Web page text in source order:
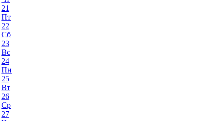
21
Пт
22
Сб
23
Вс
24
Пн
25
Вт
26
Ср
27